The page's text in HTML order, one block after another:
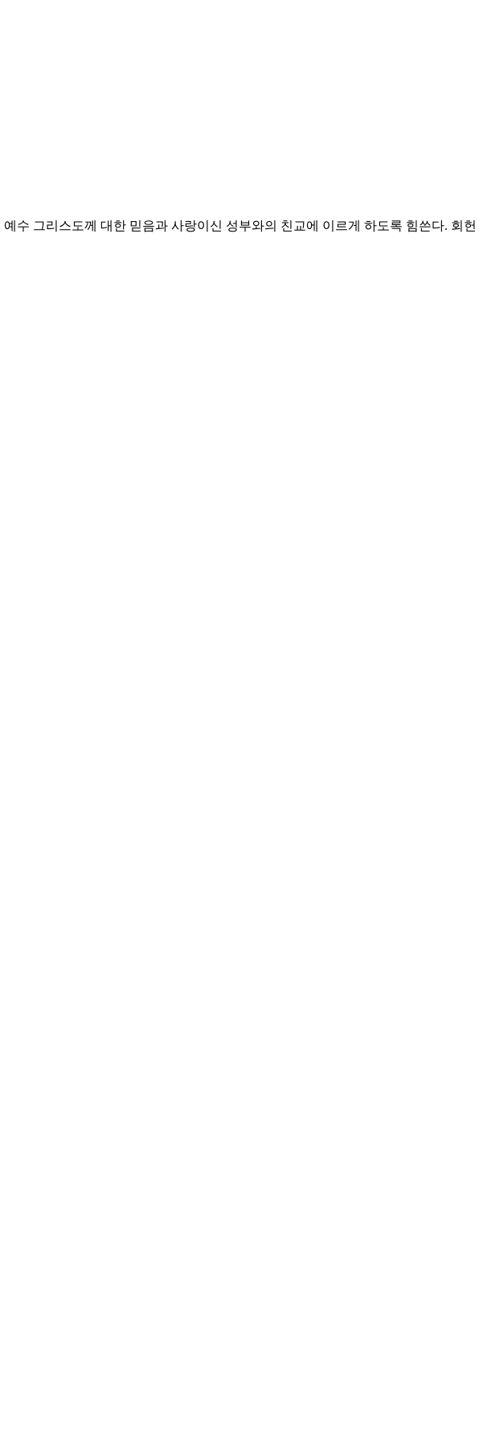
예수 그리스도께 대한 믿음과 사랑이신 성부와의 친교에 이르게 하도록 힘쓴다. 회헌